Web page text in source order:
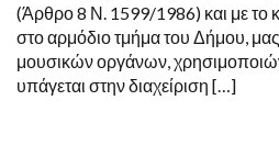
(Άρθρο 8 Ν. 1599/1986) και με το
στο αρμόδιο τμήμα του Δήμου,
μουσικών οργάνων,
υπάγεται στην διαχείριση […]